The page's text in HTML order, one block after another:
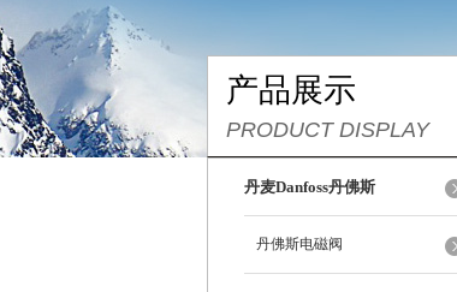
产品展示
PRODUCT DISPLAY
丹麦Danfoss丹佛斯
丹佛斯电磁阀